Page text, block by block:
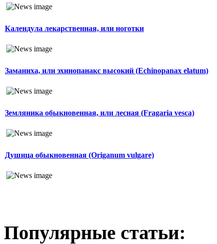
Календула лекарственная, или ноготки
Заманиха, или эхинопанакс высокий (Echinopanax elatum)
Земляника обыкновенная, или лесная (Fragaria vesca)
Душица обыкновенная (Origanum vulgare)
Популярные статьи: